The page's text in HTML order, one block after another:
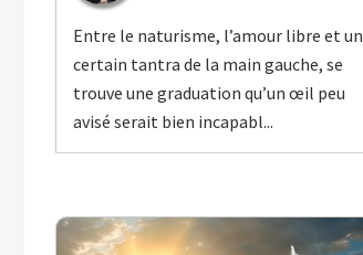
Entre le naturisme, l’amour libre et un
certain tantra de la main gauche, se
trouve une graduation qu’un œil peu
avisé serait bien incapabl...